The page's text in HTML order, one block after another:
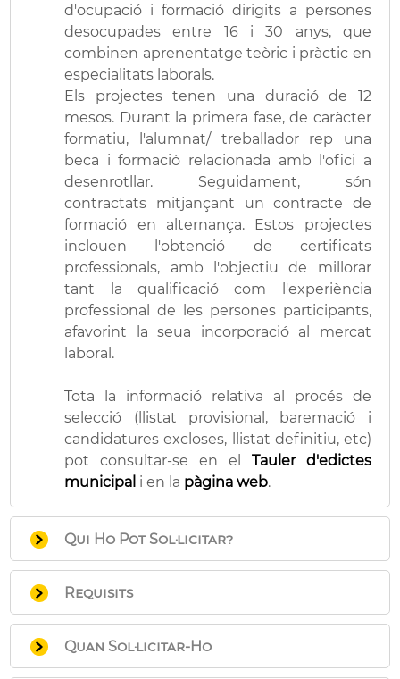
d'ocupació i formació dirigits a persones
desocupades entre 16 i 30 anys, que
combinen aprenentatge teòric i pràctic en
especialitats laborals.
Els projectes tenen una duració de 12
mesos. Durant la primera fase, de caràcter
formatiu, l'alumnat/ treballador rep una
beca i formació relacionada amb l'ofici a
desenrotllar. Seguidament, són
contractats mitjançant un contracte de
formació en alternança. Estos projectes
inclouen l'obtenció de certificats
professionals, amb l'objectiu de millorar
tant la qualificació com l'experiència
professional de les persones participants,
afavorint la seua incorporació al mercat
laboral.
Tota la informació relativa al procés de
selecció (llistat provisional, baremació i
candidatures excloses, llistat definitiu, etc)
pot consultar-se en el Tauler d'edictes
municipal i en la pàgina web.
Qui Ho Pot Sol·licitar?
Persones físiques que complisquen els
requisits establits en la normativa de
referència.
Requisits
Equip directiu, docent i auxiliar
administratiu:
Per a prendre part en el procés de selecció
Quan Sol·licitar-Ho